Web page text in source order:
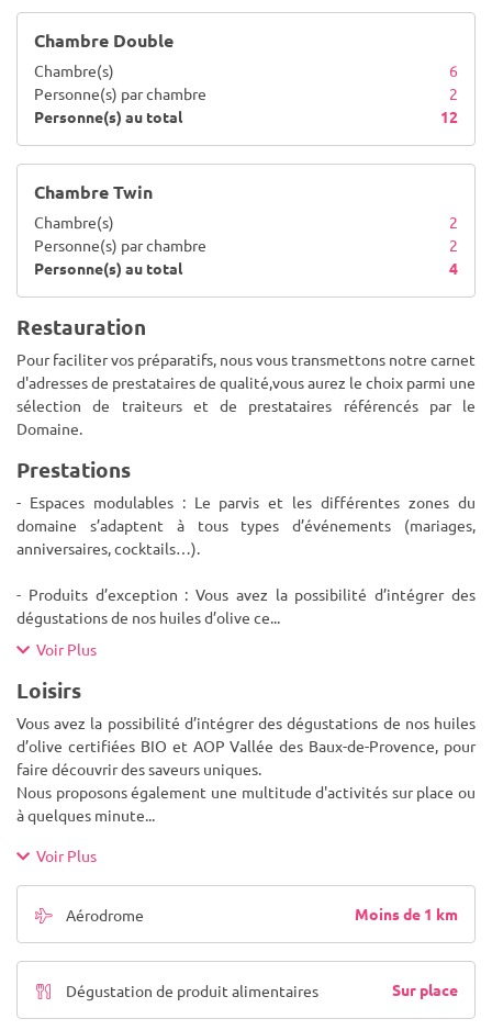
Chambre Double
Chambre(s)
6
Personne(s) par chambre
2
Personne(s) au total
12
Chambre Twin
Chambre(s)
2
Personne(s) par chambre
2
Personne(s) au total
4
Restauration
Pour faciliter vos préparatifs, nous vous transmettons notre carnet
d'adresses de prestataires de qualité,vous aurez le choix parmi une
sélection de traiteurs et de prestataires référencés par le
Domaine.
Prestations
- Espaces modulables : Le parvis et les différentes zones du
domaine s’adaptent à tous types d’événements (mariages,
anniversaires, cocktails…).
- Produits d’exception : Vous avez la possibilité d’intégrer des
dégustations de nos huiles d’olive ce...
Voir Plus
Loisirs
Vous avez la possibilité d’intégrer des dégustations de nos huiles
d’olive certifiées BIO et AOP Vallée des Baux-de-Provence, pour
faire découvrir des saveurs uniques.
Nous proposons également une multitude d'activités sur place ou
à quelques minute...
Voir Plus
Aérodrome Moins de 1 km
Dégustation de produit alimentaires Sur place